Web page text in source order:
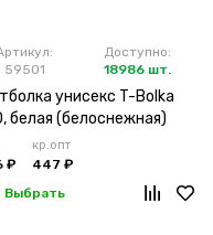
59501
Доступно:
18986 шт.
унисекс T-Bolka
белая (белоснежная)
₽
кр.опт
447 ₽
Выбрать